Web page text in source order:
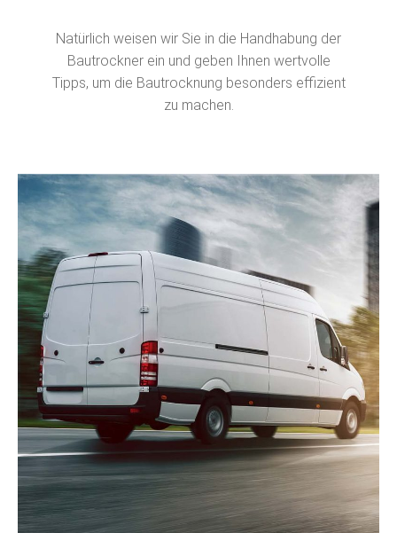
Natürlich weisen wir Sie in die Handhabung der
Bautrockner ein und geben Ihnen wertvolle
Tipps, um die Bautrocknung besonders effizient
zu machen.